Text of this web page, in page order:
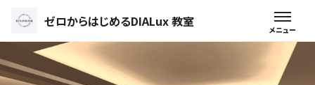
ゼロからはじめるDIALux 教室